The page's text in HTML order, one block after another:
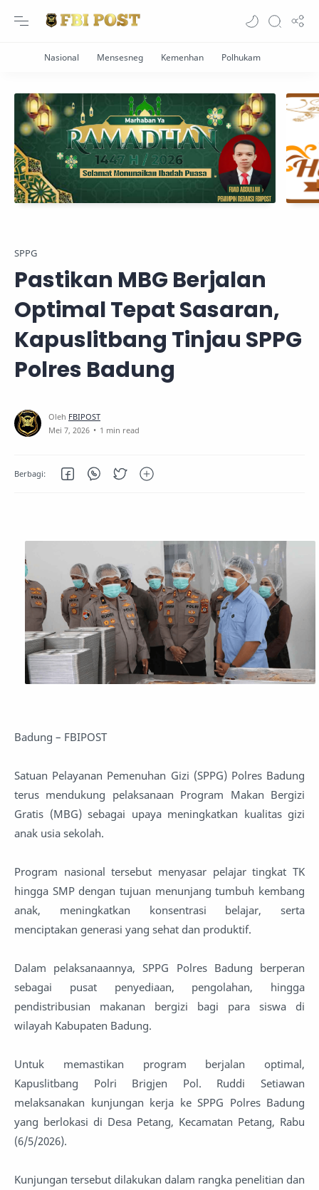
SPPG
Pastikan MBG Berjalan
Optimal Tepat Sasaran,
Kapuslitbang Tinjau SPPG
Polres Badung
1 min read
Badung – FBIPOST
Satuan Pelayanan Pemenuhan Gizi (SPPG) Polres Badung
terus mendukung pelaksanaan Program Makan Bergizi
Gratis (MBG) sebagai upaya meningkatkan kualitas gizi
anak usia sekolah.
Program nasional tersebut menyasar pelajar tingkat TK
hingga SMP dengan tujuan menunjang tumbuh kembang
anak, meningkatkan konsentrasi belajar, serta
menciptakan generasi yang sehat dan produktif.
Dalam pelaksanaannya, SPPG Polres Badung berperan
sebagai pusat penyediaan, pengolahan, hingga
pendistribusian makanan bergizi bagi para siswa di
wilayah Kabupaten Badung.
Untuk memastikan program berjalan optimal,
Kapuslitbang Polri Brigjen Pol. Ruddi Setiawan
melaksanakan kunjungan kerja ke SPPG Polres Badung
yang berlokasi di Desa Petang, Kecamatan Petang, Rabu
(6/5/2026).
Kunjungan tersebut dilakukan dalam rangka penelitian dan